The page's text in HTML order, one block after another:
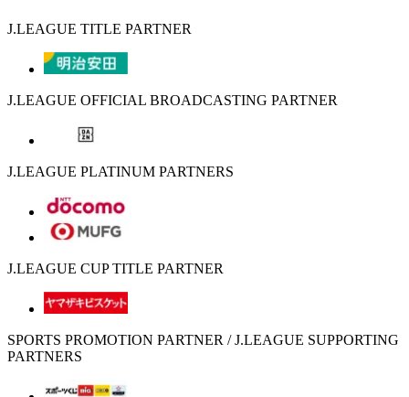
J.LEAGUE TITLE PARTNER
J.LEAGUE OFFICIAL BROADCASTING PARTNER
J.LEAGUE PLATINUM PARTNERS
J.LEAGUE CUP TITLE PARTNER
SPORTS PROMOTION PARTNER / J.LEAGUE SUPPORTING
PARTNERS